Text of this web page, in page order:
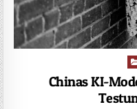
in
Chinas KI-